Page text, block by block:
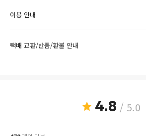
이용 안내
택배 교환/반품/환불 안내
4.8 / 5.0